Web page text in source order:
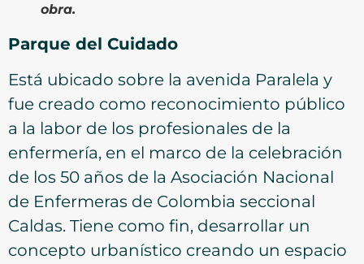
obra.
Parque del Cuidado
Está ubicado sobre la avenida Paralela y
fue creado como reconocimiento público
a la labor de los profesionales de la
enfermería, en el marco de la celebración
de los 50 años de la Asociación Nacional
de Enfermeras de Colombia seccional
Caldas. Tiene como fin, desarrollar un
concepto urbanístico creando un espacio